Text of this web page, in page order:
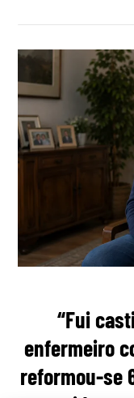
“Fui
enfermeiro
reformou-se